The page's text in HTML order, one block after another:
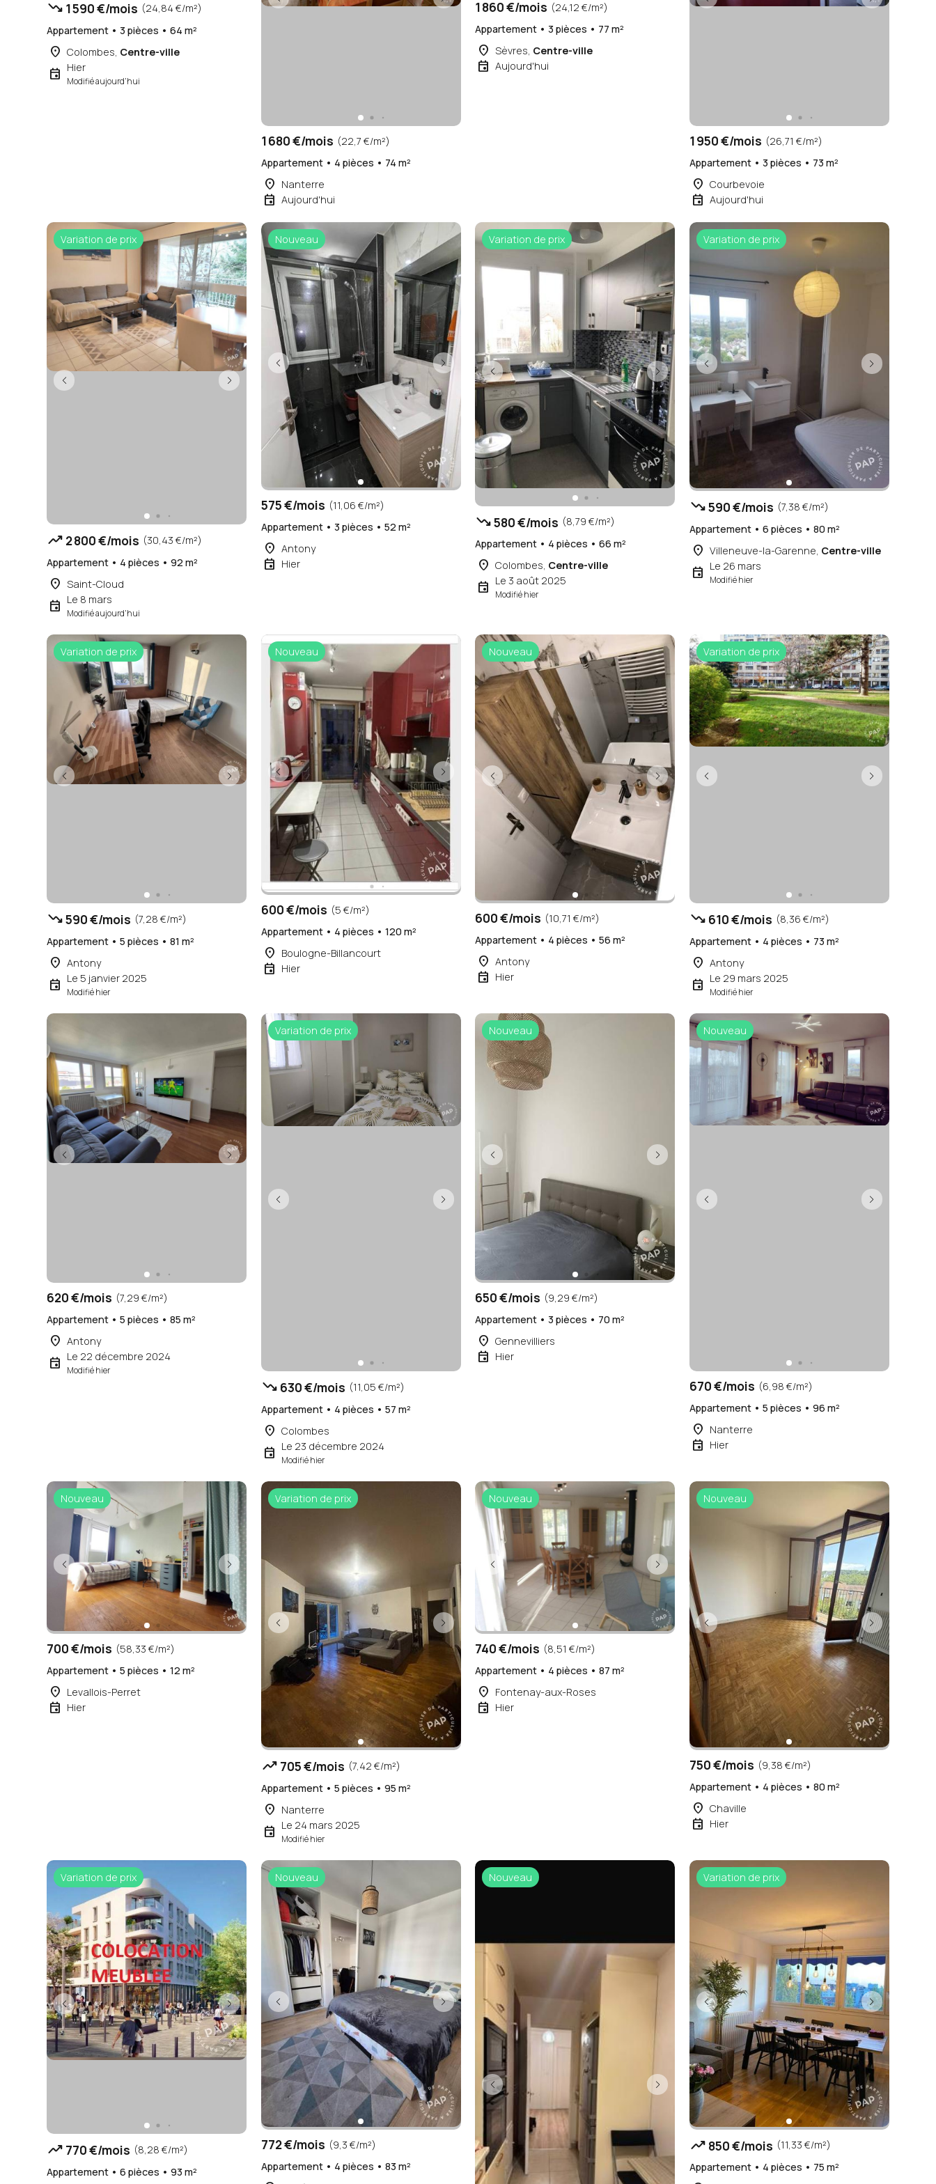
trending_down 1 590 €/mois (24,84 €/m²)
Appartement • 3 pièces • 64 m²
place Colombes, Centre-ville
event Hier
Modifié aujourd'hui
1 680 €/mois (22,7 €/m²)
Appartement • 4 pièces • 74 m²
place Nanterre
event Aujourd'hui
1 860 €/mois (24,12 €/m²)
Appartement • 3 pièces • 77 m²
place Sèvres, Centre-ville
event Aujourd'hui
1 950 €/mois (26,71 €/m²)
Appartement • 3 pièces • 73 m²
place Courbevoie
event Aujourd'hui
Variation de prix
trending_up 2 800 €/mois (30,43 €/m²)
Appartement • 4 pièces • 92 m²
place Saint-Cloud
event Le 8 mars
Modifié aujourd'hui
Nouveau
575 €/mois (11,06 €/m²)
Appartement • 3 pièces • 52 m²
place Antony
event Hier
Variation de prix
trending_down580 €/mois (8,79 €/m²)
Appartement • 4 pièces • 66 m²
place Colombes, Centre-ville
event Le 3 août 2025
Modifié hier
Variation de prix
trending_down590 €/mois (7,38 €/m²)
Appartement • 6 pièces • 80 m²
place Villeneuve-la-Garenne, Centre-ville
event Le 26 mars
Modifié hier
Variation de prix
trending_down590 €/mois (7,28 €/m²)
Appartement • 5 pièces • 81 m²
place Antony
event Le 5 janvier 2025
Modifié hier
Nouveau
600 €/mois (5 €/m²)
Appartement • 4 pièces • 120 m²
place Boulogne-Billancourt
event Hier
Nouveau
600 €/mois (10,71 €/m²)
Appartement • 4 pièces • 56 m²
place Antony
event Hier
Variation de prix
trending_down 610 €/mois (8,36 €/m²)
Appartement • 4 pièces • 73 m²
place Antony
event Le 29 mars 2025
Modifié hier
620 €/mois (7,29 €/m²)
Appartement • 5 pièces • 85 m²
place Antony
event Le 22 décembre 2024
Modifié hier
Variation de prix
trending_down 630 €/mois (11,05 €/m²)
Appartement • 4 pièces • 57 m²
place Colombes
event Le 23 décembre 2024
Modifié hier
Nouveau
650 €/mois (9,29 €/m²)
Appartement • 3 pièces • 70 m²
place Gennevilliers
event Hier
Nouveau
670 €/mois (6,98 €/m²)
Appartement • 5 pièces • 96 m²
place Nanterre
event Hier
Nouveau
700 €/mois (58,33 €/m²)
Appartement • 5 pièces • 12 m²
place Levallois-Perret
event Hier
Variation de prix
trending_up 705 €/mois (7,42 €/m²)
Appartement • 5 pièces • 95 m²
place Nanterre
event Le 24 mars 2025
Modifié hier
Nouveau
740 €/mois (8,51 €/m²)
Appartement • 4 pièces • 87 m²
place Fontenay-aux-Roses
event Hier
Nouveau
750 €/mois (9,38 €/m²)
Appartement • 4 pièces • 80 m²
place Chaville
event Hier
Variation de prix
trending_up 770 €/mois (8,28 €/m²)
Appartement • 6 pièces • 93 m²
Nouveau
772 €/mois (9,3 €/m²)
Appartement • 4 pièces • 83 m²
Nouveau Variation de prix
trending_up 850 €/mois (11,33 €/m²)
Appartement • 4 pièces • 75 m²